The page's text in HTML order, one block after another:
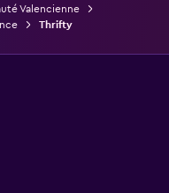
Valencienne
Thrifty